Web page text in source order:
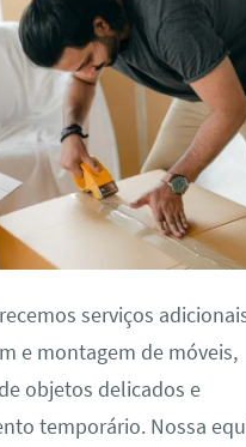
serviços
e montagem de móveis,
objetos delicados e
temporário. Nossa